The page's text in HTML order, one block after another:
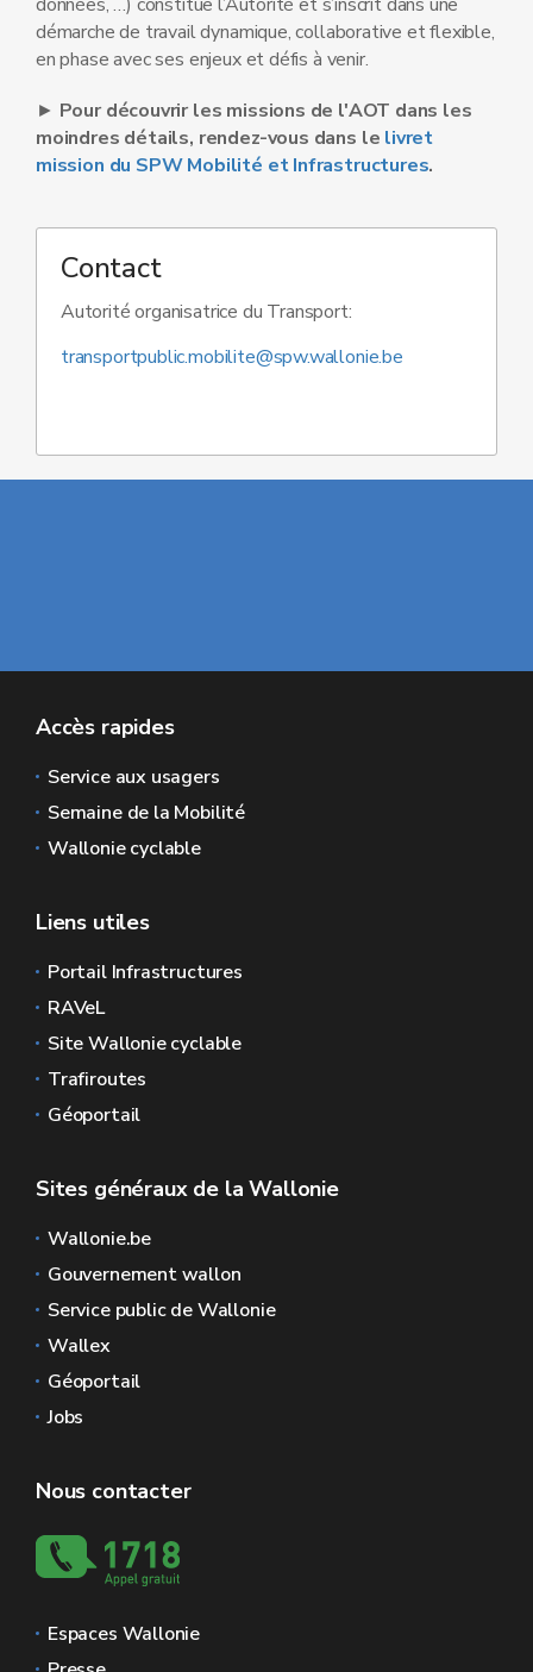
démarche de travail dynamique, collaborative et flexible,
en phase avec ses enjeux et défis à venir.
► Pour découvrir les missions de l'AOT dans les
moindres détails, rendez-vous dans le livret
mission du SPW Mobilité et Infrastructures.
Contact
Autorité organisatrice du Transport:
transportpublic.mobilite@spw.wallonie.be
Accès rapides
Service aux usagers
Semaine de la Mobilité
Wallonie cyclable
Liens utiles
Portail Infrastructures
RAVeL
Site Wallonie cyclable
Trafiroutes
Géoportail
Sites généraux de la Wallonie
Wallonie.be
Gouvernement wallon
Service public de Wallonie
Wallex
Géoportail
Jobs
Nous contacter
Espaces Wallonie